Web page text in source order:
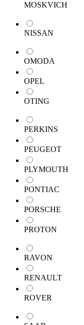
MOSKVICH
NISSAN
OMODA
OPEL
OTING
PERKINS
PEUGEOT
PLYMOUTH
PONTIAC
PORSCHE
PROTON
RAVON
RENAULT
ROVER